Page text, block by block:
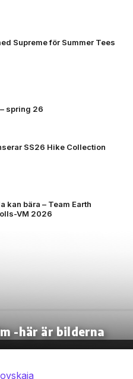
Supreme för Summer Tees
spring 26
SS26 Hike Collection
kan bära – Team Earth
VM 2026
-här är bilderna